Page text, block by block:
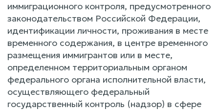
иммиграционного контроля, предусмотренного
законодательством Российской Федерации,
идентификации личности, проживания в месте
временного содержания, в центре временного
размещения иммигрантов или в месте,
определенном территориальным органом
федерального органа исполнительной власти,
осуществляющего федеральный
государственный контроль (надзор) в сфере